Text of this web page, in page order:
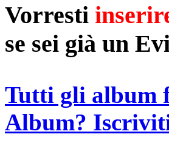
Vorresti
se sei già un
Tutti gli album
Album?